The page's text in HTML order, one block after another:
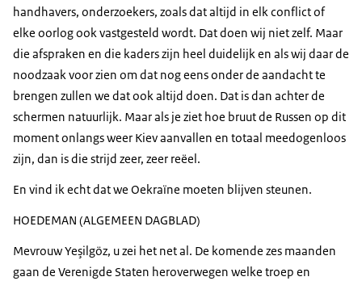
handhavers, onderzoekers, zoals dat altijd in elk conflict of
elke oorlog ook vastgesteld wordt. Dat doen wij niet zelf. Maar
die afspraken en die kaders zijn heel duidelijk en als wij daar de
noodzaak voor zien om dat nog eens onder de aandacht te
brengen zullen we dat ook altijd doen. Dat is dan achter de
schermen natuurlijk. Maar als je ziet hoe bruut de Russen op dit
moment onlangs weer Kiev aanvallen en totaal meedogenloos
zijn, dan is die strijd zeer, zeer reëel.
En vind ik echt dat we Oekraïne moeten blijven steunen.
HOEDEMAN (ALGEMEEN DAGBLAD)
Mevrouw Yeşilgöz, u zei het net al. De komende zes maanden
gaan de Verenigde Staten heroverwegen welke troep en